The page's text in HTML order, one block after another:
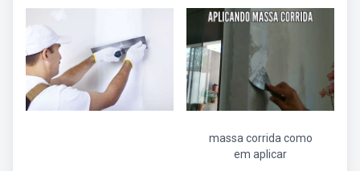
massa corrida como
em aplicar